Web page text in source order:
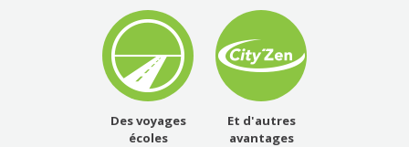
Des voyages
écoles
Et d'autres
avantages